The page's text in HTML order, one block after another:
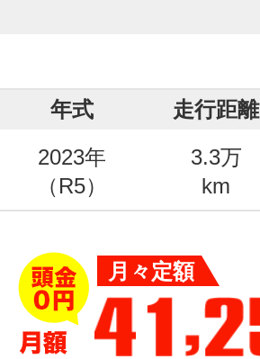
年式 走行距離
2023年
（R5）
3.3万
km
月々定額